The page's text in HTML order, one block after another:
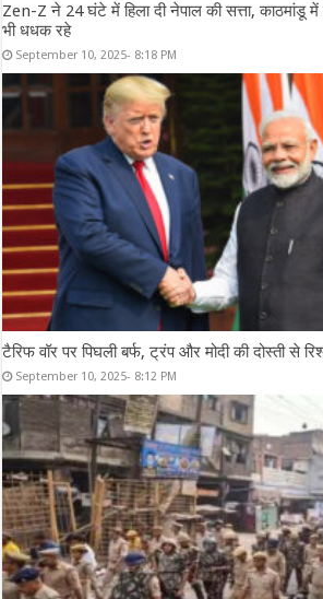
Zen-Z ने 24 घंटे में हिला दी नेपाल की सत्ता, काठमांडू
भी धधक रहे
September 10, 2025- 8:18 PM
टैरिफ वॉर पर पिघली बर्फ, ट्रंप और मोदी की दोस्ती से
September 10, 2025- 8:12 PM